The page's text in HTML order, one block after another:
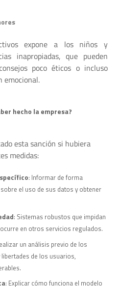
expone a los niños y
inapropiadas, que pueden
poco éticos o incluso
emocional.
hecho la empresa?
esta sanción si hubiera
medidas:
: Informar de forma
el uso de sus datos y obtener
: Sistemas robustos que impidan
en otros servicios regulados.
un análisis previo de los
de los usuarios,
: Explicar cómo funciona el modelo